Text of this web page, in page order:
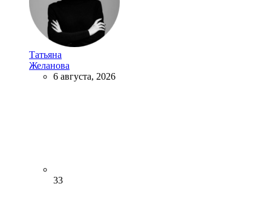
Татьяна
Желанова
6 августа, 2026
33